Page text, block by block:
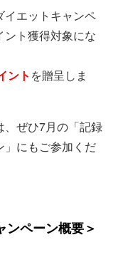
イエットキャンペ
ト獲得対象にな
ント を贈呈しま
、ぜひ7月の「記録
」にもご参加くだ
ンペーン概要＞